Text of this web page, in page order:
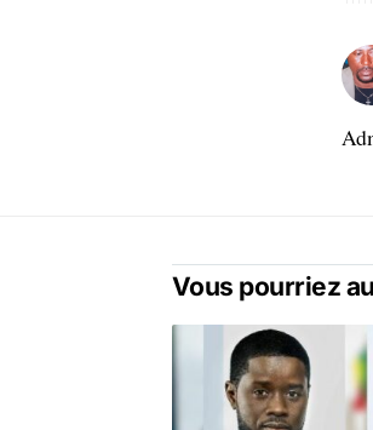
Vous pourriez